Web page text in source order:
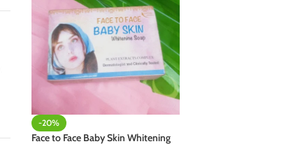
-20%
Face to Face Baby Skin Whitening